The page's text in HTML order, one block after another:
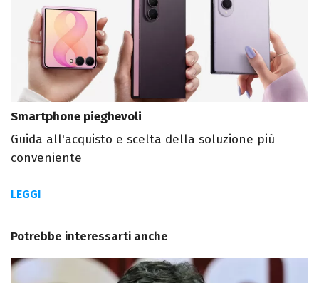
Smartphone pieghevoli
Guida all'acquisto e scelta della soluzione più
conveniente
LEGGI
Potrebbe interessarti anche